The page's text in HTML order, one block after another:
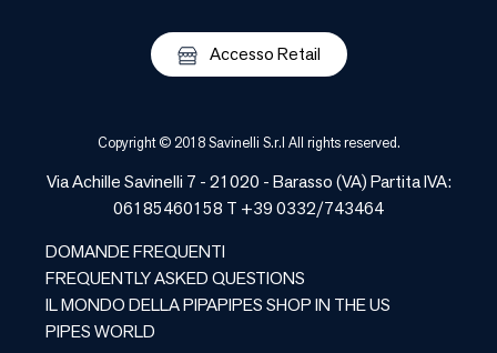
Accesso Retail
Copyright © 2018 Savinelli S.r.l All rights reserved.
Via Achille Savinelli 7 - 21020 -Barasso(VA) Partita IVA:
06185460158 T +39 0332/743464
DOMANDE FREQUENTI
FREQUENTLY ASKED QUESTIONS
IL MONDO DELLA PIPAPIPES SHOP IN THE US
PIPES WORLD